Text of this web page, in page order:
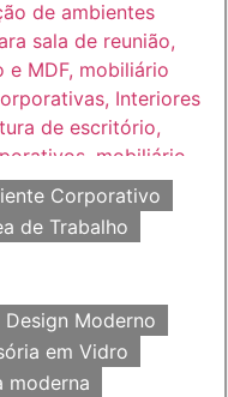
Corporativo
de Trabalho
Design Moderno
em Vidro
moderna